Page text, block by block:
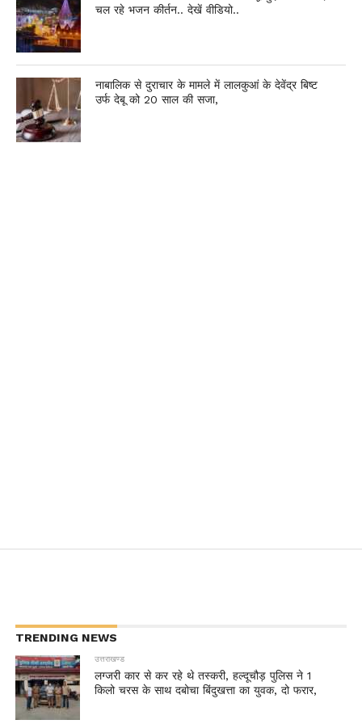
चल रहे भजन कीर्तन.. देखें वीडियो..
नाबालिक से दुराचार के मामले में लालकुआं के देवेंद्र बिष्ट
उर्फ देबू को 20 साल की सजा,
TRENDING NEWS
उत्तराखण्ड
लग्जरी कार से कर रहे थे तस्करी, हल्दूचौड़ पुलिस ने 1
किलो चरस के साथ दबोचा बिंदुखत्ता का युवक, दो फरार,